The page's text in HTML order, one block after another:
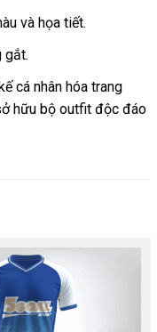
và họa tiết.
gắt.
cá nhân hóa trang
hữu bộ outfit độc đáo